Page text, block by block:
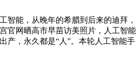
能，从晚年的希腊到后来的迪拜，
官网晒高市早苗访美照片，人工智能
产，永久都是“人”。本轮人工智能手